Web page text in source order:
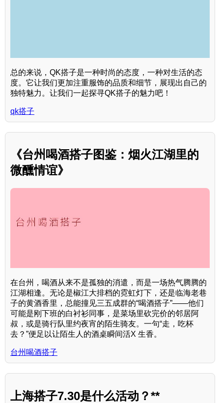
总的来说，QK搭子是一种时尚的态度，一种对生活的态
度。它让我们更加注重服饰的品质和细节，展现出自己的
独特魅力。让我们一起探寻QK搭子的魅力吧！
qk搭子
《台州喝酒搭子图鉴：烟火江湖里的
微醺情谊》
在台州，喝酒从来不是孤独的消遣，而是一场热气腾腾的
江湖相逢。无论是椒江大排档的霓虹灯下，还是临海老巷
子的黄酒香里，总能撞见三五成群的“喝酒搭子”——他们
可能是刚下班的白衬衫同事，是菜场里砍完价的邻居阿
叔，或是骑行队里约夜宵的陌生骑友。一句“走，吃杯
去？”便足以让陌生人的酒桌瞬间活X 生香。
台州喝酒搭子
上海搭子7.30是什么活动？**